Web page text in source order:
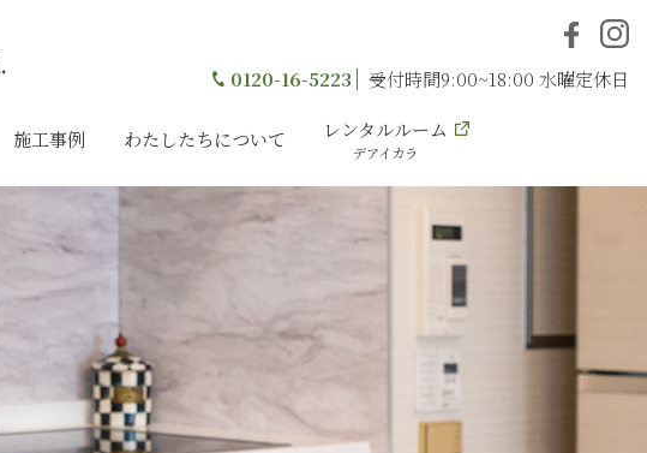
0120-16-5223 受付時間9:00~18:00 水曜定休日
施工事例 わたしたちについて レンタルルーム
デアイカラ